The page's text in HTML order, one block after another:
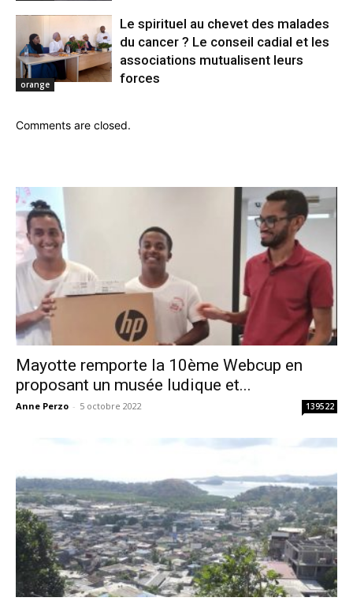
orange
Le spirituel au chevet des malades
du cancer ? Le conseil cadial et les
associations mutualisent leurs
forces
Comments are closed.
Mayotte remporte la 10ème Webcup en
proposant un musée ludique et...
Anne Perzo - 5 octobre 2022 139522